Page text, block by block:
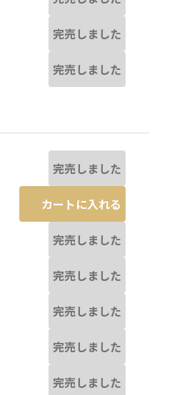
完売しました
完売しました
完売しました
カートに入れる
完売しました
完売しました
完売しました
完売しました
完売しました